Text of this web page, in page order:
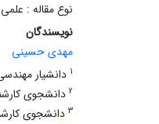
نوع مقاله :
نویسندگان
مهدی حسینی
1 دانشیار
2 دانشجوی
3 دانشجوی